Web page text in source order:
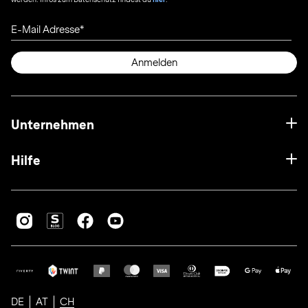
E-Mail Adresse
Anmelden
Unternehmen
Hilfe
DE AT CH